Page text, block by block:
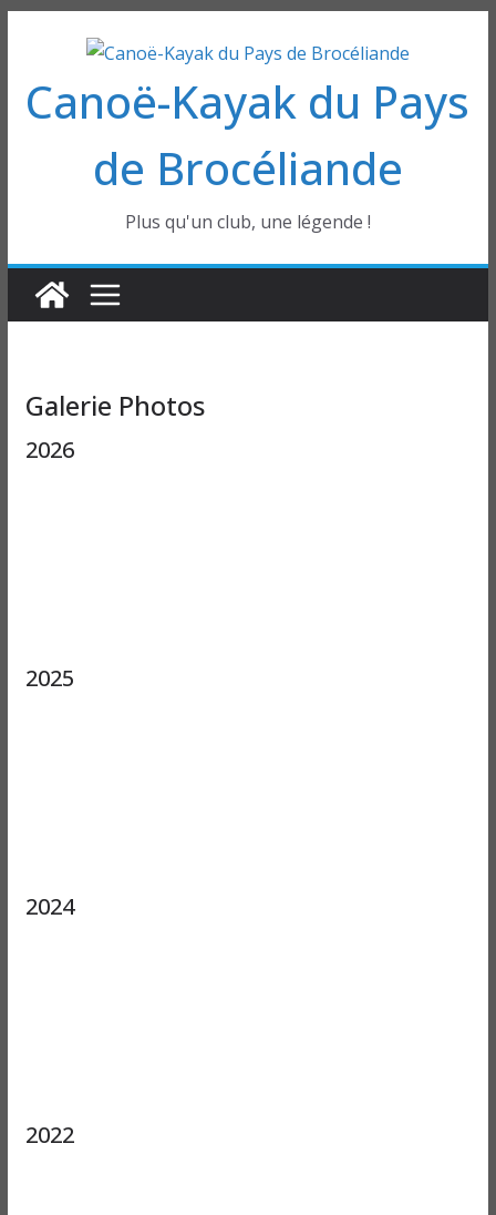
contenu
Canoë-Kayak du Pays
de Brocéliande
Plus qu'un club, une légende !
Galerie Photos
2026
2025
2024
2022